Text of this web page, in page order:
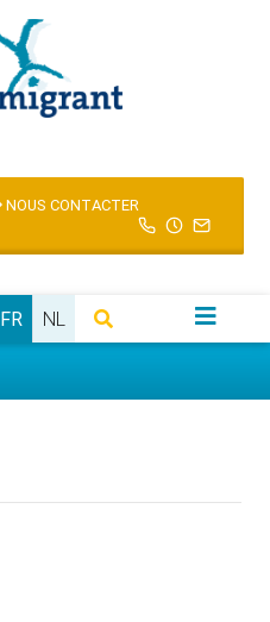
NOUS CONTACTER
FR NL